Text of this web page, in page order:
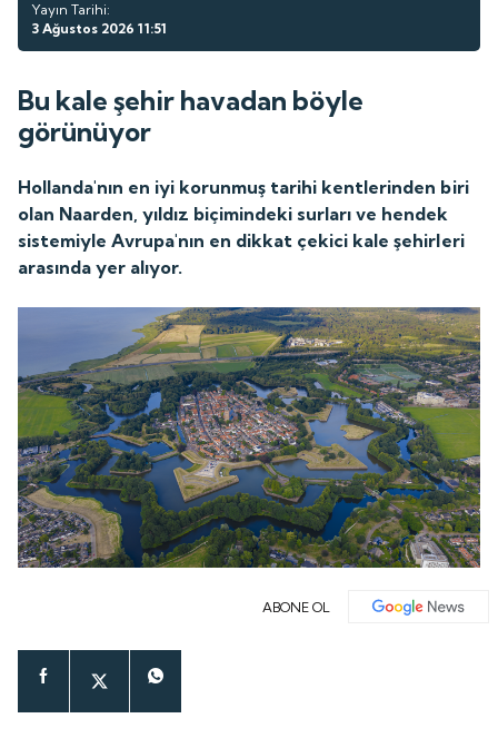
Yayın Tarihi:
3 Ağustos 2026 11:51
Bu kale şehir havadan böyle
görünüyor
Hollanda'nın en iyi korunmuş tarihi kentlerinden biri
olan Naarden, yıldız biçimindeki surları ve hendek
sistemiyle Avrupa'nın en dikkat çekici kale şehirleri
arasında yer alıyor.
ABONE OL